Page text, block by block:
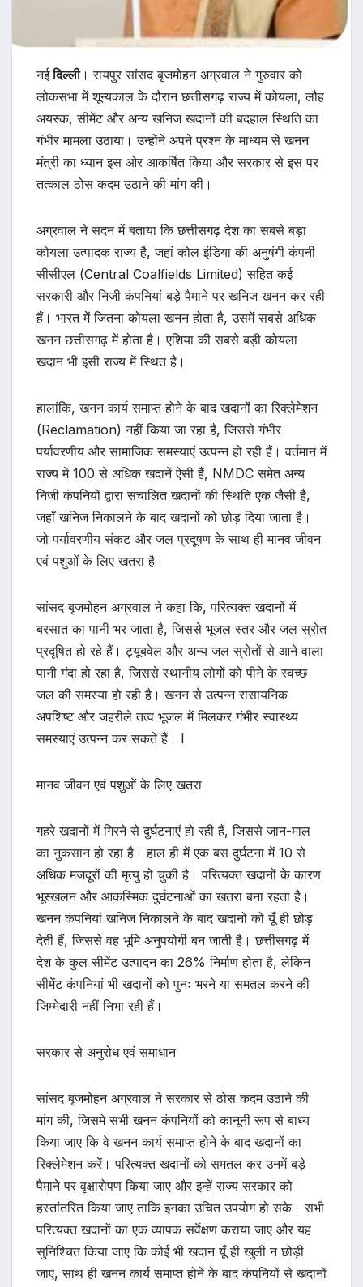
नईदिल्ली। रायपुर सांसद बृजमोहन अग्रवाल ने गुरुवार को
लोकसभा में शून्यकाल के दौरान छत्तीसगढ़ राज्य में कोयला, लौह
अयस्क, सीमेंट और अन्य खनिज खदानों की बदहाल स्थिति का
गंभीर मामला उठाया। उन्होंने अपने प्रश्न के माध्यम से खनन
मंत्री का ध्यान इस ओर आकर्षित किया और सरकार से इस पर
तत्काल ठोस कदम उठाने की मांग की।
अग्रवाल ने सदन में बताया कि छत्तीसगढ़ देश का सबसे बड़ा
कोयला उत्पादक राज्य है, जहां कोल इंडिया की अनुषंगी कंपनी
सीसीएल (Central Coalfields Limited) सहित कई
सरकारी और निजी कंपनियां बड़े पैमाने पर खनिज खनन कर रही
हैं। भारत में जितना कोयला खनन होता है, उसमें सबसे अधिक
खनन छत्तीसगढ़ में होता है। एशिया की सबसे बड़ी कोयला
खदान भी इसी राज्य में स्थित है।
हालांकि, खनन कार्य समाप्त होने के बाद खदानों का रिक्लेमेशन
(Reclamation) नहीं किया जा रहा है, जिससे गंभीर
पर्यावरणीय और सामाजिक समस्याएं उत्पन्न हो रही हैं। वर्तमान में
राज्य में 100 से अधिक खदानें ऐसी हैं, NMDC समेत अन्य
निजी कंपनियों द्वारा संचालित खदानों की स्थिति एक जैसी है,
जहाँ खनिज निकालने के बाद खदानों को छोड़ दिया जाता है।
जो पर्यावरणीय संकट और जल प्रदूषण के साथ ही मानव जीवन
एवं पशुओं के लिए खतरा है।
सांसद बृजमोहन अग्रवाल ने कहा कि, परित्यक्त खदानों में
बरसात का पानी भर जाता है, जिससे भूजल स्तर और जल स्रोत
प्रदूषित हो रहे हैं। ट्यूबवेल और अन्य जल स्रोतों से आने वाला
पानी गंदा हो रहा है, जिससे स्थानीय लोगों को पीने के स्वच्छ
जल की समस्या हो रही है। खनन से उत्पन्न रासायनिक
अपशिष्ट और जहरीले तत्व भूजल में मिलकर गंभीर स्वास्थ्य
समस्याएं उत्पन्न कर सकते हैं। I
मानव जीवन एवं पशुओं के लिए खतरा
गहरे खदानों में गिरने से दुर्घटनाएं हो रही हैं, जिससे जान-माल
का नुकसान हो रहा है। हाल ही में एक बस दुर्घटना में 10 से
अधिक मजदूरों की मृत्यु हो चुकी है। परित्यक्त खदानों के कारण
भूस्खलन और आकस्मिक दुर्घटनाओं का खतरा बना रहता है।
खनन कंपनियां खनिज निकालने के बाद खदानों को यूँ ही छोड़
देती हैं, जिससे वह भूमि अनुपयोगी बन जाती है। छत्तीसगढ़ में
देश के कुल सीमेंट उत्पादन का 26% निर्माण होता है, लेकिन
सीमेंट कंपनियां भी खदानों को पुनः भरने या समतल करने की
जिम्मेदारी नहीं निभा रही हैं।
सरकार से अनुरोध एवं समाधान
सांसद बृजमोहन अग्रवाल ने सरकार से ठोस कदम उठाने की
मांग की, जिसमे सभी खनन कंपनियों को कानूनी रूप से बाध्य
किया जाए कि वे खनन कार्य समाप्त होने के बाद खदानों का
रिक्लेमेशन करें। परित्यक्त खदानों को समतल कर उनमें बड़े
पैमाने पर वृक्षारोपण किया जाए और इन्हें राज्य सरकार को
हस्तांतरित किया जाए ताकि इनका उचित उपयोग हो सके। सभी
परित्यक्त खदानों का एक व्यापक सर्वेक्षण कराया जाए और यह
सुनिश्चित किया जाए कि कोई भी खदान यूँ ही खुली न छोड़ी
जाए, साथ ही खनन कार्य समाप्त होने के बाद कंपनियों से खदानों